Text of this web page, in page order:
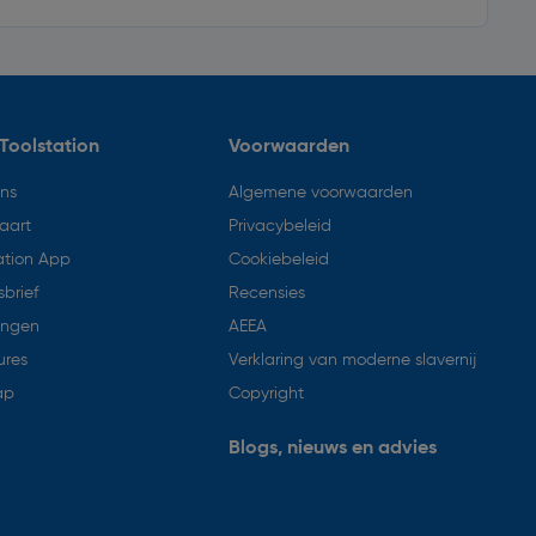
App
Voorwaarden
Algemene voorwaarden
Privacybeleid
Cookiebeleid
Recensies
AEEA
Verklaring van moderne slavernij
Copyright
Blogs, nieuws en advies